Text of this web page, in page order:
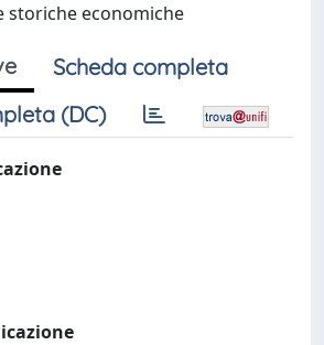
storiche economiche
Scheda completa
(DC)